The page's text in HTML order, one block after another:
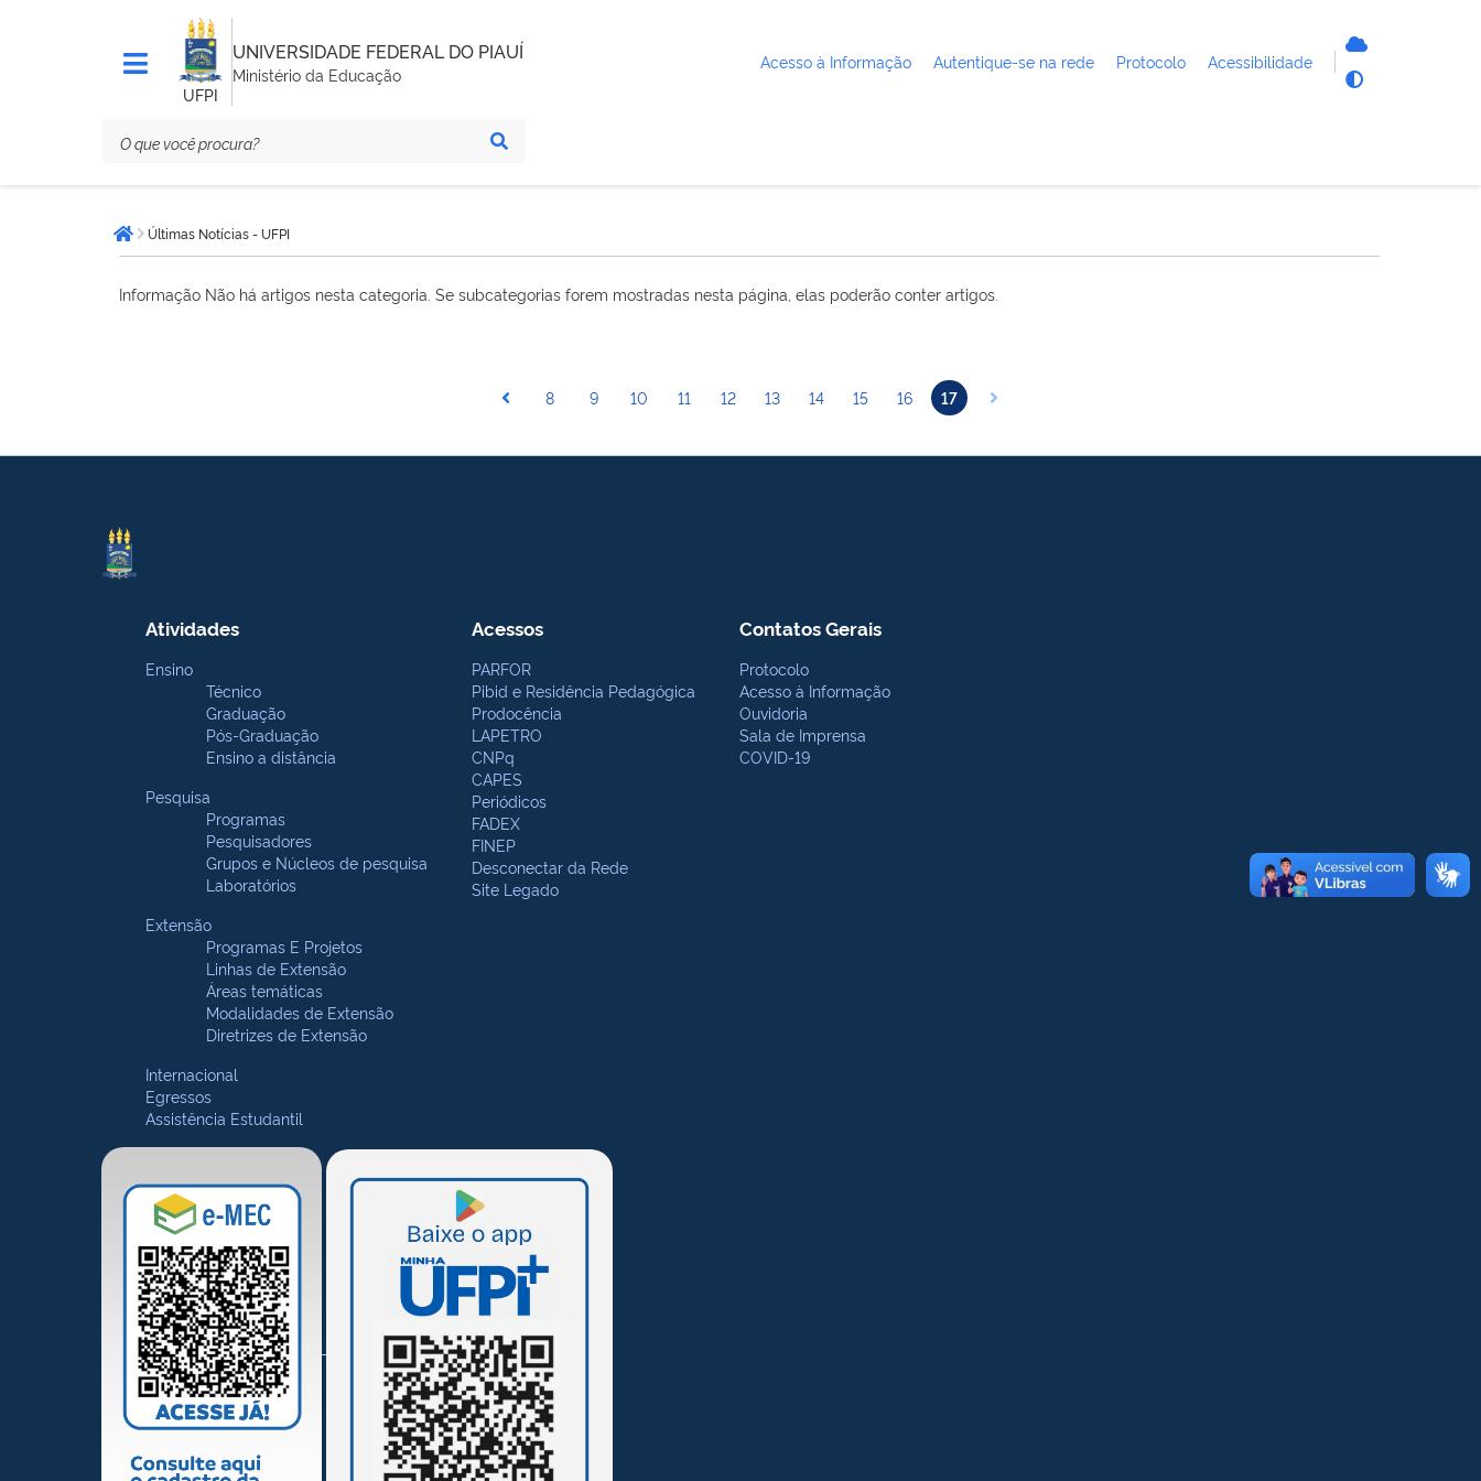
UFPI
UNIVERSIDADE FEDERAL DO PIAUÍ
Ministério da Educação
Acesso à Informação Autentique-se na rede Protocolo Acessibilidade
está
aqui:Página inicial
Últimas Notícias - UFPI
Informação Não há artigos nesta categoria. Se subcategorias forem mostradas nesta página, elas poderão conter artigos.
8 9 10 11 12 13 14 15 16 17
Atividades
Ensino
Técnico
Graduação
Pós-Graduação
Ensino a distância
Pesquisa
Programas
Pesquisadores
Grupos e Núcleos de pesquisa
Laboratórios
Extensão
Programas E Projetos
Linhas de Extensão
Áreas temáticas
Modalidades de Extensão
Diretrizes de Extensão
Internacional
Egressos
Assistência Estudantil
Acessos
PARFOR
Pibid e Residência Pedagógica
Prodocência
LAPETRO
CNPq
CAPES
Periódicos
FADEX
FINEP
Desconectar da Rede
Site Legado
Contatos Gerais
Protocolo
Acesso à Informação
Ouvidoria
Sala de Imprensa
COVID-19